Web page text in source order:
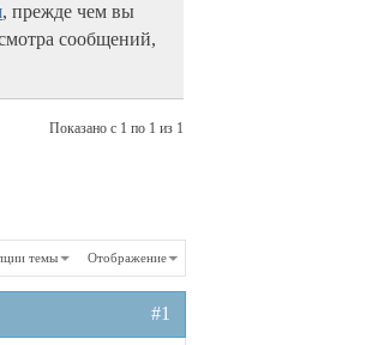
, прежде чем вы
сообщений,
Показано с 1 по 1 из 1
темы Отображение
#1